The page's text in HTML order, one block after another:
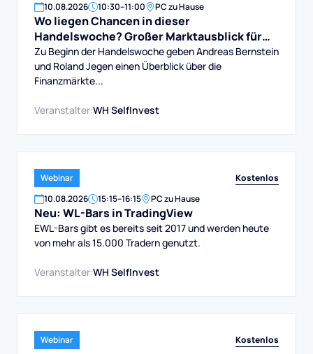
10.08.2026 10:30–11:00 PC zu Hause
Wo liegen Chancen in dieser
Handelswoche? Großer Marktausblick für
DAX, Dow, Gold und Aktien
Zu Beginn der Handelswoche geben Andreas Bernstein
und Roland Jegen einen Überblick über die
Finanzmärkte...
Veranstalter:WH SelfInvest
Webinar
Kostenlos
10.08.2026 15:15–16:15 PC zu Hause
Neu: WL-Bars in TradingView
EWL-Bars gibt es bereits seit 2017 und werden heute
von mehr als 15.000 Tradern genutzt.
Veranstalter:WH SelfInvest
Webinar
Kostenlos